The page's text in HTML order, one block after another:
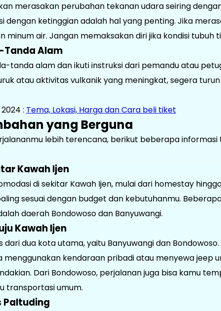
merasakan perubahan tekanan udara seiring
dengan ketinggian adalah hal yang penting. Jika
minum air. Jangan memaksakan diri jika kondisi tubuh
Alam
tanda alam dan ikuti instruksi dari pemandu atau
atau aktivitas vulkanik yang meningkat, segera
: Tema, Lokasi, Harga dan Cara beli tiket
yang Berguna
lebih terencana, berikut beberapa
Kawah Ijen
di sekitar Kawah Ijen, mulai dari homestay
sesuai dengan budget dan kebutuhanmu.
daerah Bondowoso dan Banyuwangi.
Kawah Ijen
dari dua kota utama, yaitu Banyuwangi dan
menggunakan kendaraan pribadi atau menyewa jeep
Dari Bondowoso, perjalanan juga bisa kamu
transportasi umum.
Paltuding